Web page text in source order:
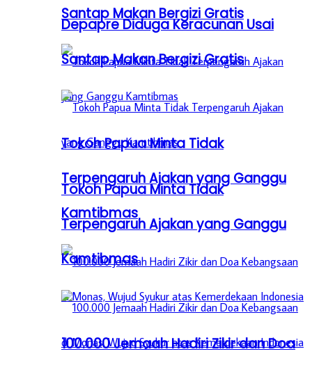
Santap Makan Bergizi Gratis
Tokoh Papua Minta Tidak
Terpengaruh Ajakan yang Ganggu
Kamtibmas
100.000 Jemaah Hadiri Zikir dan Doa
Depapre Diduga Keracunan Usai
Santap Makan Bergizi Gratis
Tokoh Papua Minta Tidak
Terpengaruh Ajakan yang Ganggu
Kamtibmas